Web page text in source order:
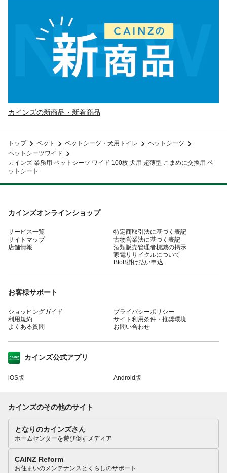
カインズの新商品・新着商品
トップ ペット ペットシーツ・犬用トイレ
ペットシーツ
ペットシーツワイド
カインズ 業務用 ペットシーツ ワイド 100枚 犬用 超薄型 こまめに交換用 ペ
ットシート
カインズオンラインショップ
サービス一覧
サイトマップ
店舗情報
特定商取引法に基づく表記
古物営業法に基づく表記
酒類販売管理者標識の掲示
家電リサイクルについて
BtoB掛け払い申込
お客様サポート
ショッピングガイド
利用規約
よくある質問
プライバシーポリシー
サイト利用条件・推奨環境
お問い合わせ
カインズ公式アプリ
iOS版 Android版
カインズのその他のサイト
となりのカインズさん
ホームセンターを遊び倒すメディア
CAINZ Reform
お住まいのメンテナンスとくらしのサポート